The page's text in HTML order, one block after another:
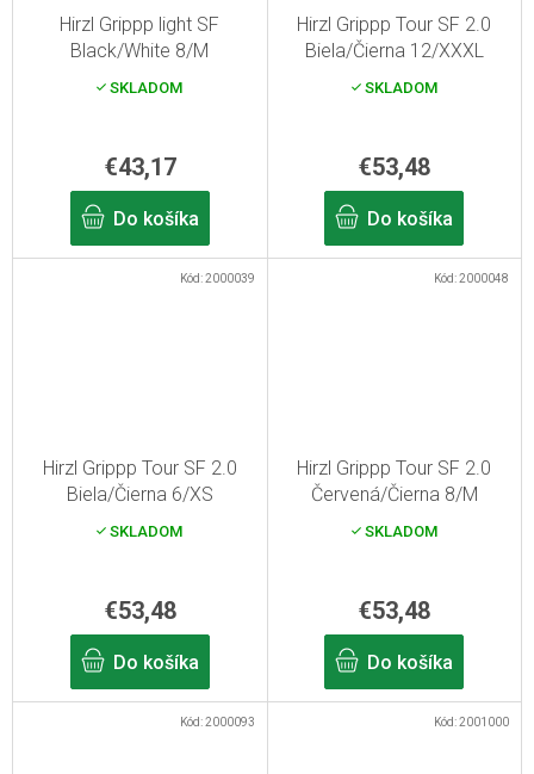
Hirzl Grippp light SF
Black/White 8/M
cyklistické rukavice
SKLADOM
€43,17
Do košíka
Hirzl Grippp Tour SF 2.0
Biela/Čierna 12/XXXL
cyklistické rukavice
SKLADOM
€53,48
Do košíka
Hirzl Grippp Tour SF 2.0
Biela/Čierna 6/XS
cyklistické rukavice
SKLADOM
€53,48
Do košíka
Kód:2000039
Hirzl Grippp Tour SF 2.0
Červená/Čierna 8/M
cyklistické rukavice
SKLADOM
€53,48
Do košíka
Kód:2000048
Kód:2000093 Kód:2001000